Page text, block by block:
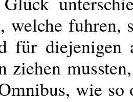
welche fuhren,
für diejenigen
ziehen
wie so